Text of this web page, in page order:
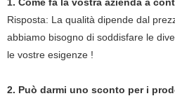
Risposta: La qualità dipende dal
abbiamo bisogno di soddisfare le
le vostre esigenze !
2. Può darmi uno sconto per i